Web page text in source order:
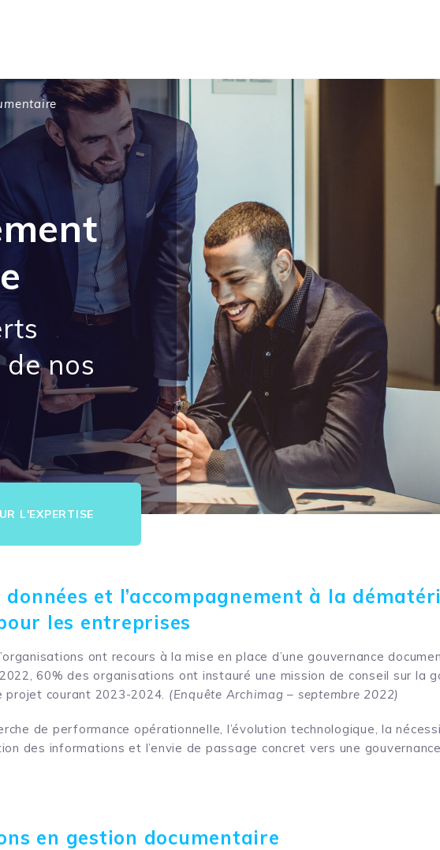
nos
L'EXPERTISE
données et l’accompagnement à la
les entreprises
ont recours à la mise en place d’une gouvernance
60% des organisations ont instauré une mission de conseil sur la
projet courant 2023-2024. (Enquête Archimag – septembre 2022)
de performance opérationnelle, l’évolution technologique, la
des informations et l’envie de passage concret vers une
en gestion documentaire